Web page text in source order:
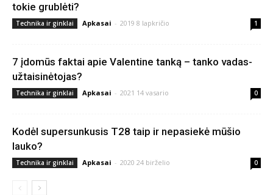
tokie grublėti?
Technika ir ginklai Apkasai - 2019 8 lapkričio 1
7 įdomūs faktai apie Valentine tanką – tanko vadas-
užtaisinėtojas?
Technika ir ginklai Apkasai - 2021 14 vasario 0
Kodėl supersunkusis T28 taip ir nepasiekė mūšio
lauko?
Technika ir ginklai Apkasai - 2020 24 birželio 0